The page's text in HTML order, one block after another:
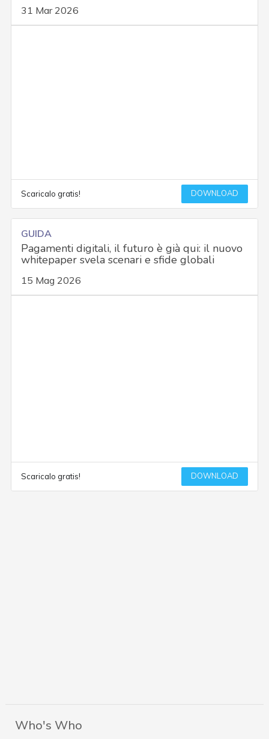
31 Mar 2026
Scaricalo gratis! DOWNLOAD
GUIDA
Pagamenti digitali, il futuro è già qui: il nuovo
whitepaper svela scenari e sfide globali
15 Mag 2026
Scaricalo gratis! DOWNLOAD
Who's Who